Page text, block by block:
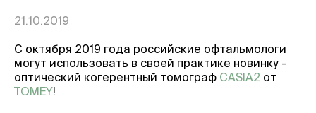
21.10.2019
С октября 2019 года российские офтальмологи
могут использовать в своей практике новинку -
оптический когерентный томограф CASIA2 от
TOMEY!